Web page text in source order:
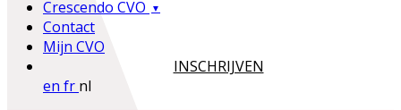
Crescendo CVO
Contact
Mijn CVO
INSCHRIJVEN
en fr nl